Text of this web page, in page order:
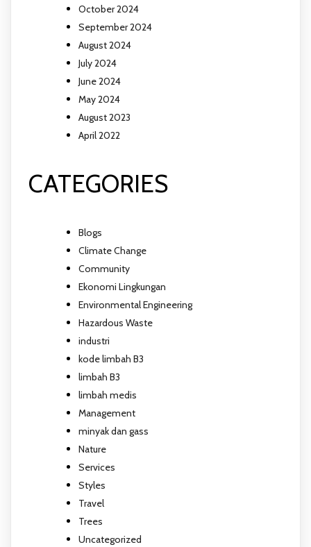
October 2024
September 2024
August 2024
July 2024
June 2024
May 2024
August 2023
April 2022
CATEGORIES
Blogs
Climate Change
Community
Ekonomi Lingkungan
Environmental Engineering
Hazardous Waste
industri
kode limbah B3
limbah B3
limbah medis
Management
minyak dan gass
Nature
Services
Styles
Travel
Trees
Uncategorized